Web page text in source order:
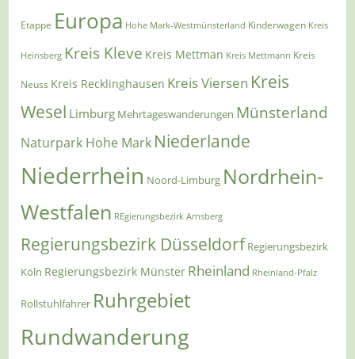
Etappe Europa Hohe Mark-Westmünsterland Kinderwagen Kreis
Heinsberg Kreis Kleve Kreis Mettman Kreis Mettmann Kreis
Neuss Kreis Recklinghausen Kreis Viersen Kreis
Wesel Limburg Mehrtageswanderungen Münsterland
Naturpark Hohe Mark Niederlande
Niederrhein Noord-Limburg Nordrhein-
Westfalen REgierungsbezirk Arnsberg
Regierungsbezirk Düsseldorf Regierungsbezirk
Köln Regierungsbezirk Münster Rheinland Rheinland-Pfalz
Rollstuhlfahrer Ruhrgebiet
Rundwanderung